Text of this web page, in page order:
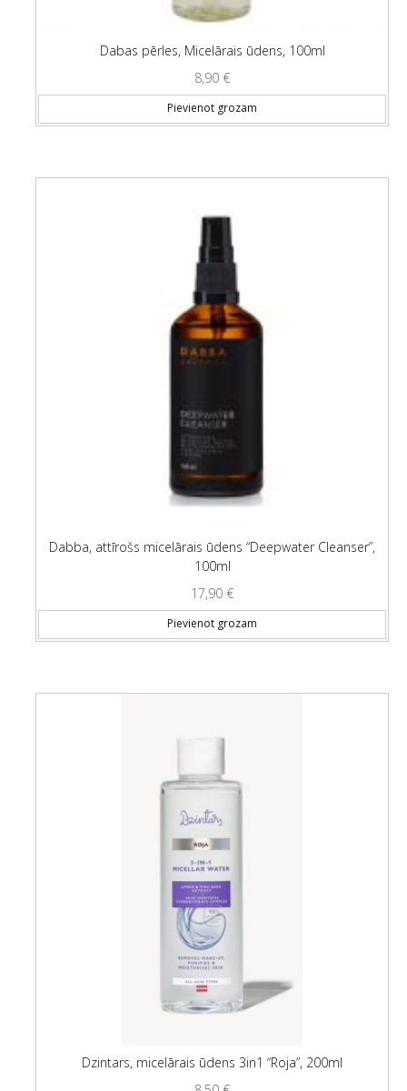
Dabas pērles, Micelārais ūdens, 100ml
8,90 €
Pievienot grozam
Dabba, attīrošs micelārais ūdens “Deepwater Cleanser”,
100ml
17,90 €
Pievienot grozam
Dzintars, micelārais ūdens 3in1 “Roja”, 200ml